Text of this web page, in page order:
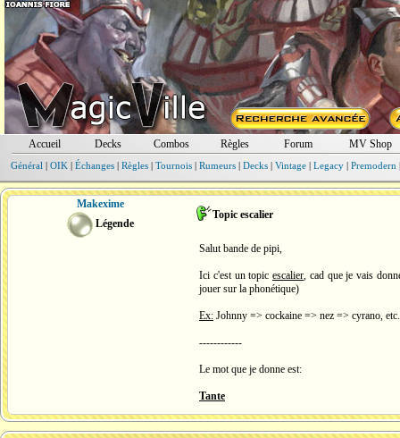
Accueil Decks Combos Règles Forum MV Shop
Général | OIK | Échanges| Règles| Tournois| Rumeurs| Decks| Vintage| Legacy| Premodern
Makexime
Légende
Topic escalier
Salut bande de pipi,
Ici c'est un topicescalier, cad que je vais
jouer sur la phonétique)
Ex: Johnny => cockaine => nez => cyrano, etc.
------------
Le mot que je donne est:
Tante